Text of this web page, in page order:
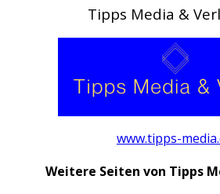
Tipps Media &
www.tipps-
Weitere Seiten von Tipps